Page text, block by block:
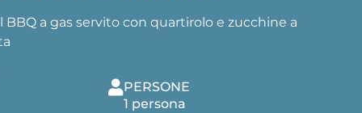
BBQ a gas servito con quartirolo e zucchine a
PERSONE
1 persona